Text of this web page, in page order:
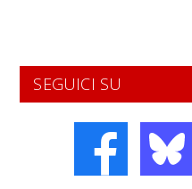
SEGUICI SU